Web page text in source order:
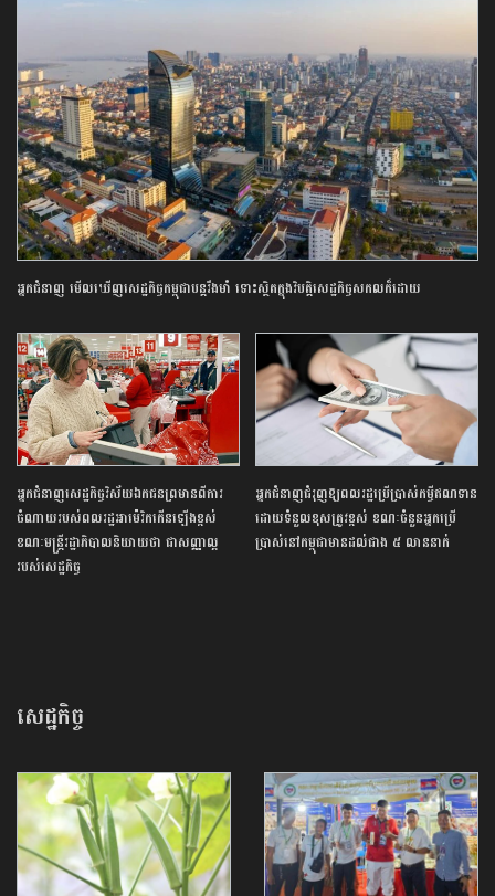
អ្នកជំនាញ ​មើលឃើញ​សេដ្ឋកិច្ច​កម្ពុជាបន្តរឹងមាំ ទោះស្ថិត​ក្នុងវិបត្តិសេដ្ឋកិច្ចសកលក៏ដោយ
អ្នកជំនាញសេដ្ឋកិច្ចវិស័យឯកជនព្រមានពីការ
ចំណាយរបស់ពលរដ្ឋអាម៉េរិកកើនឡើងខ្ពស់
ខណៈមន្ត្រីរដ្ឋាភិបាលនិយាយថា ជាសញ្ញាល្អ
របស់សេដ្ឋកិច្ច
អ្នកជំនាញជំរុញឱ្យពលរដ្ឋប្រើប្រាស់កម្ចីឥណទាន
ដោយទំនួលខុសត្រូវខ្ពស់ ខណៈចំនួនអ្នកប្រើ
ប្រាស់នៅកម្ពុជាមានដល់ជាង ៥ លាននាក់
សេដ្ឋកិច្ច